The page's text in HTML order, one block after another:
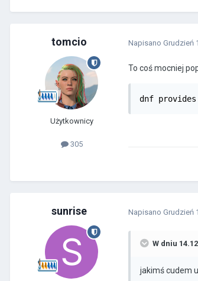
tomcio
Użytkownicy
305
Napisano Grudzień
To coś mocniej
dnf
sunrise Napisano Grudzień
W dniu
jakimś cudem